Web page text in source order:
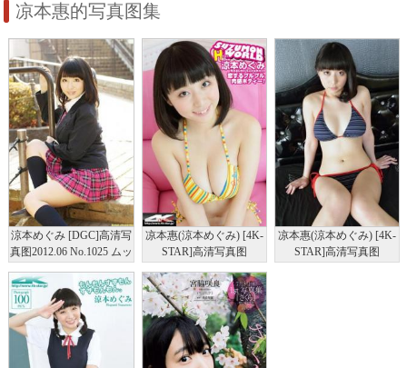
凉本惠的写真图集
涼本めぐみ [DGC]高清写
真图2012.06 No.1025 ムッ
ロおっぱい
凉本惠(涼本めぐみ) [4K-
STAR]高清写真图
花）
凉本惠(涼本めぐみ) [4K-
STAR]高清写真图